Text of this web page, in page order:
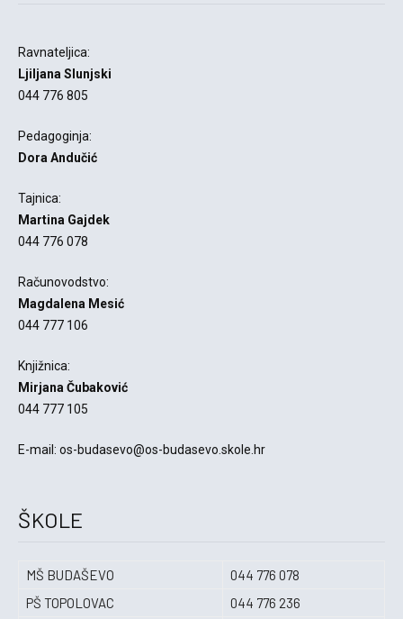
Ravnateljica:
Ljiljana Slunjski
044 776 805
Pedagoginja:
Dora Andučić
Tajnica:
Martina Gajdek
044 776 078
Računovodstvo:
Magdalena Mesić
044 777 106
Knjižnica:
Mirjana Čubaković
044 777 105
E-mail: os-budasevo@os-budasevo.skole.hr
ŠKOLE
MŠ BUDAŠEVO
044 776 078
PŠ TOPOLOVAC
044 776 236